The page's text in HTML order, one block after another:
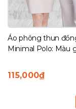
Áo phông thun
Minimal Polo: Màu
115,000₫